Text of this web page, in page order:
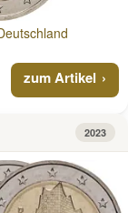
zum Artikel
2023